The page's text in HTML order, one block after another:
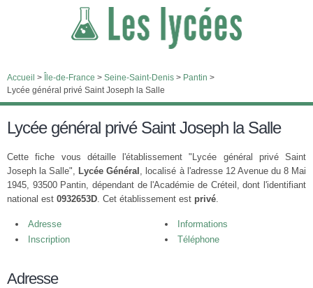
Accueil > Île-de-France > Seine-Saint-Denis > Pantin >
Lycée général privé Saint Joseph la Salle
Lycée général privé Saint Joseph la Salle
Cette fiche vous détaille l'établissement "Lycée général privé Saint
Joseph la Salle", Lycée Général , localisé à l'adresse 12 Avenue du 8 Mai
1945, 93500 Pantin, dépendant de l'Académie de Créteil, dont l'identifiant
national est 0932653D. Cet établissement est privé.
Adresse
Informations
Inscription
Téléphone
Adresse